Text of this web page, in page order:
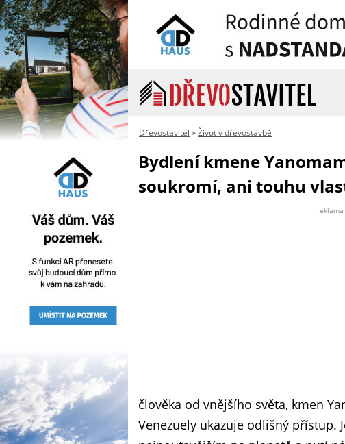
Dřevostavitel »Život v dřevostavbě
Bydlení kmene
soukromí, ani touhu
reklama
člověka od vnějšího světa, kmen
Venezuely ukazuje odlišný přístup.